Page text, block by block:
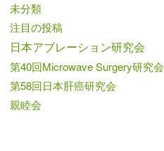
未分類
注目の投稿
日本アブレーション研究会
第40回Microwave Surgery研究会
第58回日本肝癌研究会
親睦会